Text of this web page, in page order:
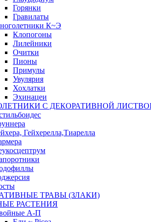
Горянки
Гравилаты
К~Э
Клопогоны
Лилейники
Очитки
Пионы
Примулы
Увулярия
Хохлатки
Эхинацеи
С ДЕКОРАТИВНОЙ
Гейхерелла,Тиарелла
ТРАВЫ (ЗЛАКИ)
РАСТЕНИЯ
А-П